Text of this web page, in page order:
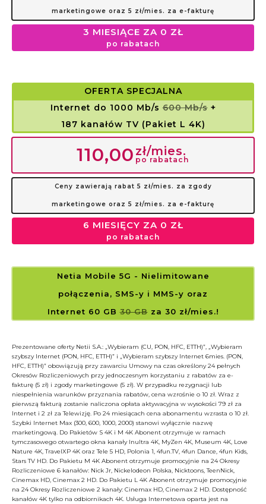
marketingowe oraz 5 zł/mies. za e-fakturę
3 MIESIĄCE ZA 0 ZŁ
po rabatach
OFERTA SPECJALNA
Internet do 1000 Mb/s600 Mb/s+
187 kanałów TV (Pakiet L 4K)
110,00 zł/mies.
po rabatach
Ceny zawierają rabat 5 zł/mies. za zgody
marketingowe oraz 5 zł/mies. za e-fakturę
6 MIESIĘCY ZA 0 ZŁ
po rabatach
Netia Mobile 5G - Nielimitowane
połączenia, SMS-y i MMS-y oraz
Internet 60 GB30 GBza 30 zł/mies.!
Prezentowane oferty Netii S.A.: „Wybieram (CU, PON, HFC, ETTH)”, „Wybieram
szybszy Internet (PON, HFC, ETTH)” i „Wybieram szybszy Internet 6mies. (PON,
HFC, ETTH)” obowiązują przy zawarciu Umowy na czas określony 24 pełnych
Okresów Rozliczeniowych przy jednoczesnym korzystaniu z rabatów za e-
fakturę (5 zł) i zgody marketingowe (5 zł). W przypadku rezygnacji lub
niespełnienia warunków przyznania rabatów, cena wzrośnie o 10 zł. Wraz z
pierwszą fakturą zostanie naliczona opłata aktywacyjna w wysokości 79 zł za
Internet i 2 zł za Telewizję. Po 24 miesiącach cena abonamentu wzrasta o 10 zł.
Szybki Internet Max (300, 600, 1000, 2000) stanowi wyłącznie nazwę
marketingową. Do Pakietów S 4K i M 4K Abonent otrzymuje w ramach
tymczasowego otwartego okna kanały Inultra 4K, MyZen 4K, Museum 4K, Love
Nature 4K, TravelXP 4K oraz Tele 5 HD, Polonia 1, 4fun.TV, 4fun Dance, 4fun Kids,
Stars TV HD. Do Pakietu M 4K Abonent otrzymuje promocyjnie na 24 Okresy
Rozliczeniowe 6 kanałów: Nick Jr, Nickelodeon Polska, Nicktoons, TeenNick,
Cinemax HD, Cinemax 2 HD. Do Pakietu L 4K Abonent otrzymuje promocyjnie
na 24 Okresy Rozliczeniowe 2 kanały: Cinemax HD, Cinemax 2 HD. Dostępność
kanałów 4K tylko na odbiornikach 4K. Usługa Internetowa oparta jest na